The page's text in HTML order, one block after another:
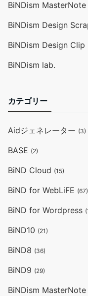
BiNDism MasterNote
BiNDism Design
BiNDism Design Clip
BiNDism lab.
カテゴリー
Aidジェネレーター (3)
BASE (2)
BiND Cloud (15)
BiND for WebLiFE (67)
BiND for Wordpress
BiND10 (21)
BiND8 (36)
BiND9 (29)
BiNDism MasterNote